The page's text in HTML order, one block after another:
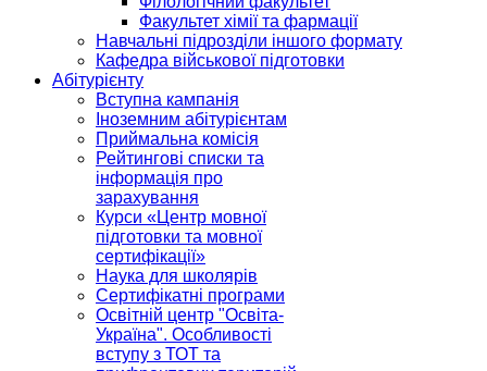
Факультет хімії та фармації
Навчальні підрозділи іншого формату
Кафедра військової підготовки
Абітурієнту
Вступна кампанія
Іноземним абітурієнтам
Приймальна комісія
Рейтингові списки та
інформація про
зарахування
Курси «Центр мовної
підготовки та мовної
сертифікації»
Наука для школярів
Сертифікатні програми
Освітній центр "Освіта-
Україна". Особливості
вступу з ТОТ та